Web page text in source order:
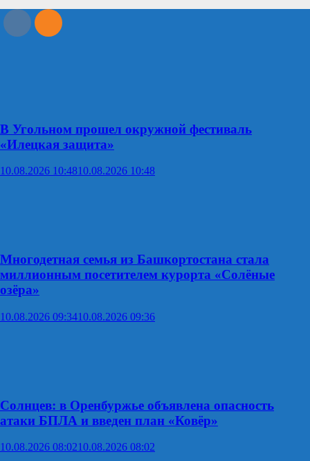
В Угольном прошел окружной фестиваль
«Илецкая защита»
10.08.2026 10:4810.08.2026 10:48
Многодетная семья из Башкортостана стала
миллионным посетителем курорта «Солёные
озёра»
10.08.2026 09:3410.08.2026 09:36
Солнцев: в Оренбуржье объявлена опасность
атаки БПЛА и введен план «Ковёр»
10.08.2026 08:0210.08.2026 08:02